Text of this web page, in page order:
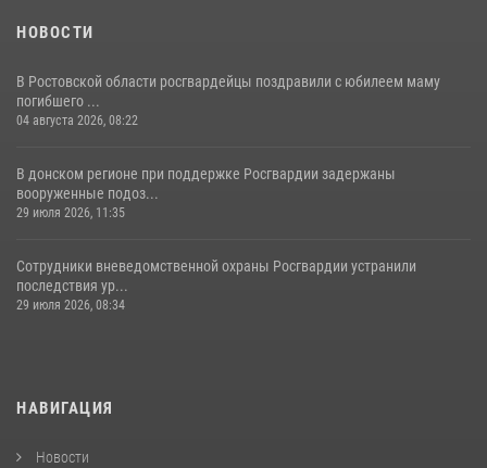
НОВОСТИ
В Ростовской области росгвардейцы поздравили с юбилеем маму
погибшего ...
04 августа 2026, 08:22
В донском регионе при поддержке Росгвардии задержаны
вооруженные подоз...
29 июля 2026, 11:35
Сотрудники вневедомственной охраны Росгвардии устранили
последствия ур...
29 июля 2026, 08:34
НАВИГАЦИЯ
Новости